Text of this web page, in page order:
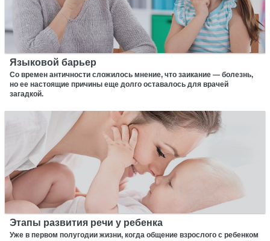
Языковой барьер
Со времен античности сложилось мнение, что заикание — болезнь,
но ее настоящие причины еще долго оставалось для врачей
загадкой.
Этапы развития речи у ребенка
Уже в первом полугодии жизни, когда общение взрослого с ребенком